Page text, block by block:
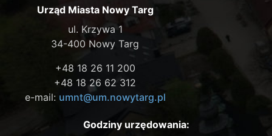
Urząd Miasta Nowy Targ
ul. Krzywa 1
34-400 Nowy Targ
+48 18 26 11 200
+48 18 26 62 312
e-mail: umnt@um.nowytarg.pl
Godziny urzędowania: